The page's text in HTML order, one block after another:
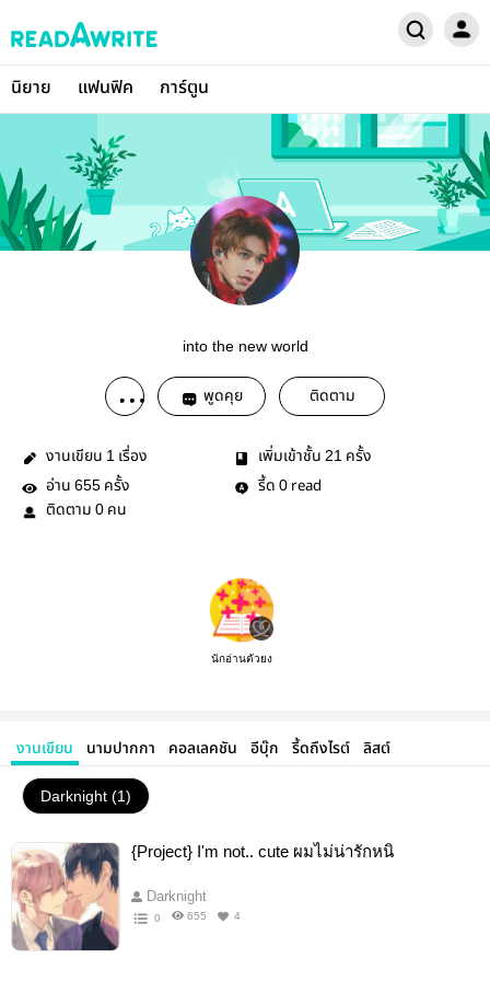
นิยาย แฟนฟิค การ์ตูน
into the new world
พูดคุย ติดตาม
งานเขียน 1 เรื่อง เพิ่มเข้าชั้น 21 ครั้ง
อ่าน 655 ครั้ง รี้ด 0 read
ติดตาม 0 คน
นักอ่านตัวยง
งานเขียน นามปากกา คอลเลคชัน อีบุ๊ก รี้ดถึงไรต์ ลิสต์
Darknight (1)
{Project} I'm not.. cute ผมไม่น่ารักหนิ
Darknight
0 655 4